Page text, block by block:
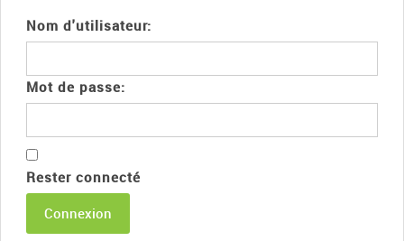
Nom d'utilisateur:
Mot de passe:
Rester connecté
Connexion